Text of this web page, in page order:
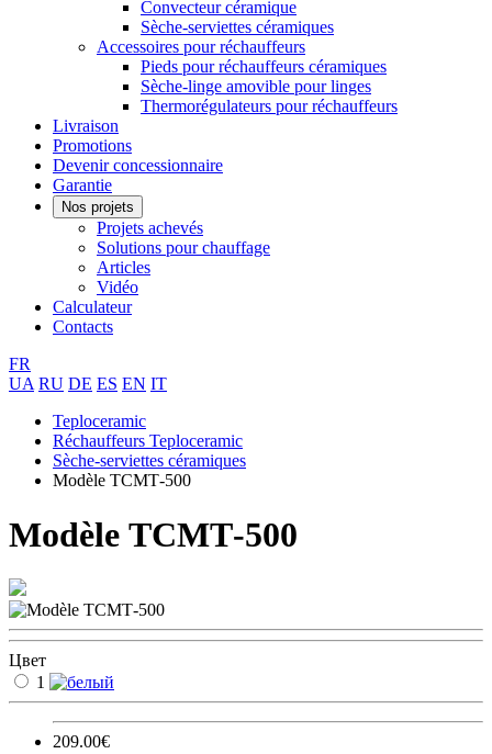
Convecteur céramique
Sèche-serviettes céramiques
Accessoires pour réchauffeurs
Pieds pour réchauffeurs céramiques
Sèche-linge amovible pour linges
Thermorégulateurs pour réchauffeurs
Livraison
Promotions
Devenir concessionnaire
Garantie
Nos projets
Projets achevés
Solutions pour chauffage
Articles
Vidéo
Calculateur
Contacts
FR
UA RU DE ES EN IT
Teploceramic
Réchauffeurs Teploceramic
Sèche-serviettes céramiques
Modèle ТСМТ-500
Modèle ТСМТ-500
Цвет
1
209.00€